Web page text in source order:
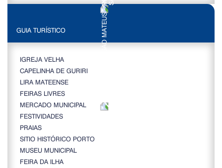
GUIA TURÍSTICO
IGREJA VELHA
CAPELINHA DE GURIRI
LIRA MATEENSE
FEIRAS LIVRES
MERCADO MUNICIPAL
FESTIVIDADES
PRAIAS
SITIO HISTÓRICO PORTO
MUSEU MUNICIPAL
FEIRA DA ILHA